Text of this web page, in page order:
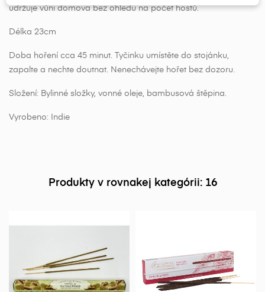
udržuje vůni domova bez ohledu na počet hostů.
Délka 23cm
Doba hoření cca 45 minut. Tyčinku umístěte do stojánku,
zapalte a nechte doutnat. Nenechávejte hořet bez dozoru.
Složení: Bylinné složky, vonné oleje, bambusová štěpina.
Vyrobeno: Indie
Produkty v rovnakej kategórii: 16